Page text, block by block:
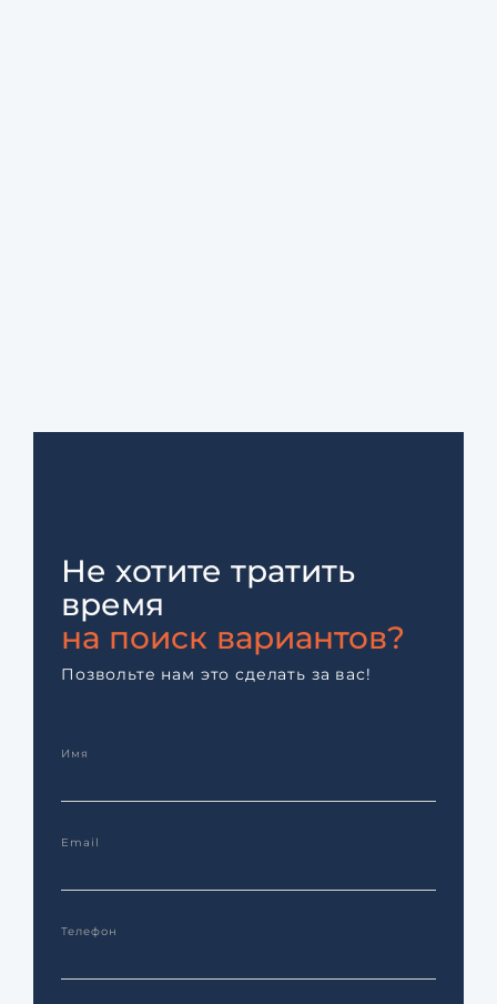
Не хотите тратить
время
на поиск вариантов?
Позвольте нам это сделать за вас!